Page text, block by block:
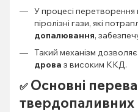
У процесі перетворення
піролізні гази, які
допалювання,
Такий механізм дозволяє
дрова з високим ККД.
✅ Основні
твердопаливних